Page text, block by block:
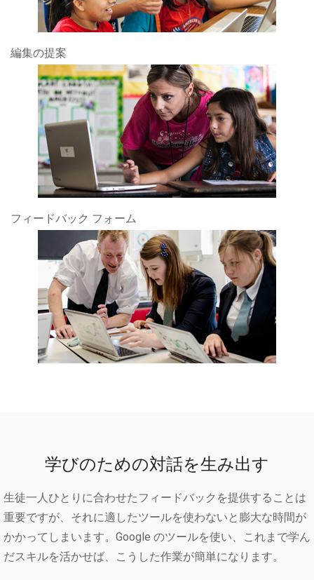
編集の提案
フィードバック フォーム
学びのための対話を生み出す
生徒一人ひとりに合わせたフィードバックを提供することは
重要ですが、それに適したツールを使わないと膨大な時間が
かかってしまいます。Google のツールを使い、これまで学ん
だスキルを活かせば、こうした作業が簡単になります。